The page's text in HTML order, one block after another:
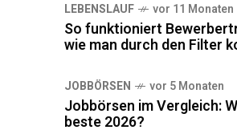
LEBENSLAUF vor 11 Monaten
So funktioniert
wie man durch den Filter
JOBBÖRSEN vor 5 Monaten
Jobbörsen im Vergleich:
beste 2026?